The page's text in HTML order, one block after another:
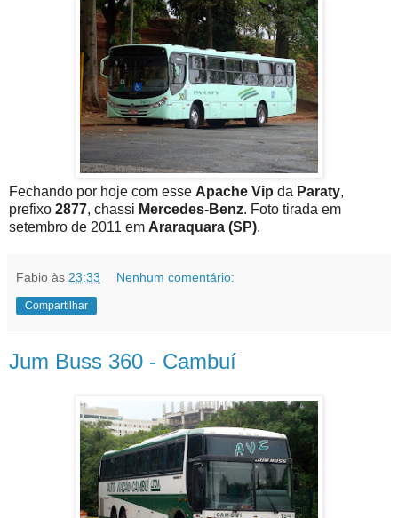
Fechando por hoje com esse Apache Vip da Paraty,
prefixo 2877, chassi Mercedes-Benz. Foto tirada em
setembro de 2011 em Araraquara (SP).
Fabio às 23:33 Nenhum comentário:
Compartilhar
Jum Buss 360 - Cambuí